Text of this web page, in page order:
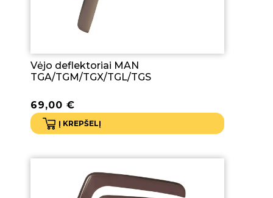
Vėjo deflektoriai MAN
TGA/TGM/TGX/TGL/TGS
69,00 €
Į KREPŠELĮ